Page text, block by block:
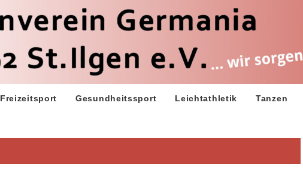
Freizeitsport Gesundheitssport Leichtathletik Tanzen